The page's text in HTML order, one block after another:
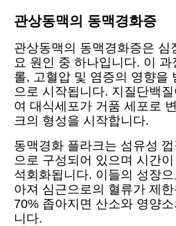
관상동맥의 동맥경화증
관상동맥의 동맥경화증은 심
요 원인 중 하나입니다. 이 과
롤, 고혈압 및 염증의 영향을
으로 시작됩니다. 지질단백
여 대식세포가 거품 세포로
크의 형성을 시작합니다.
동맥경화 플라크는 섬유성
으로 구성되어 있으며 시간
석회화됩니다. 이들의 성장
아져 심근으로의 혈류가 제
70% 좁아지면 산소와 영양
니다.